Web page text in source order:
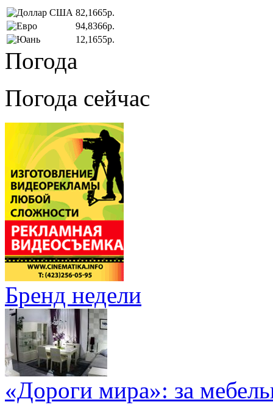
82,1665р.
94,8366р.
12,1655р.
Погода
Погода сейчас
Бренд недели
«Дороги мира»: за